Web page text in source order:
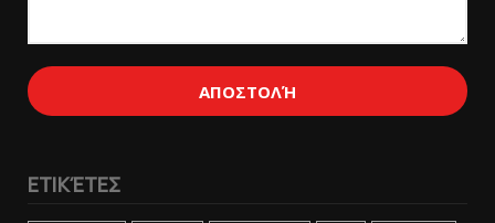
ΕΤΙΚΈΤΕΣ